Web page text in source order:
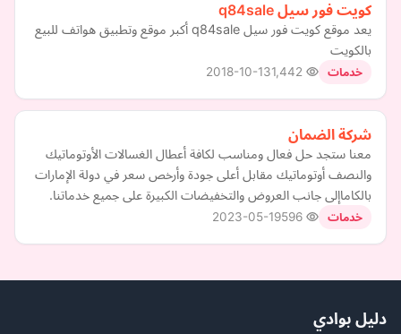
كويت فور سيل q84sale
يعد موقع كويت فور سيل q84sale أكبر موقع وتطبيق هواتف للبيع
بالكويت
خدمات 2018-10-13
شركة الضمان
معنا ستجد حل فعال ومناسب لكافة أعطال الغسالات الأوتوماتيك
والنصف أوتوماتيك مقابل أعلى جودة وأرخص سعر في دولة الإمارات
بالكاماإلى جانب العروض والتخفيضات الكبيرة على جميع خدماتنا.
خدمات 2023-05-19
دليل بوادي